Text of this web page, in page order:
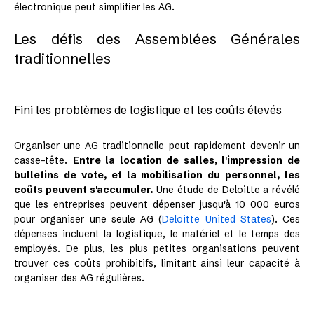
électronique peut simplifier les AG.
Les défis des Assemblées Générales
traditionnelles
Fini les problèmes de logistique et les coûts élevés
Organiser une AG traditionnelle peut rapidement devenir un
casse-tête. Entre la location de salles, l'impression de
bulletins de vote, et la mobilisation du personnel, les
coûts peuvent s'accumuler. Une étude de Deloitte a révélé
que les entreprises peuvent dépenser jusqu'à 10 000 euros
pour organiser une seule AG​(Deloitte United States)​. Ces
dépenses incluent la logistique, le matériel et le temps des
employés. De plus, les plus petites organisations peuvent
trouver ces coûts prohibitifs, limitant ainsi leur capacité à
organiser des AG régulières.